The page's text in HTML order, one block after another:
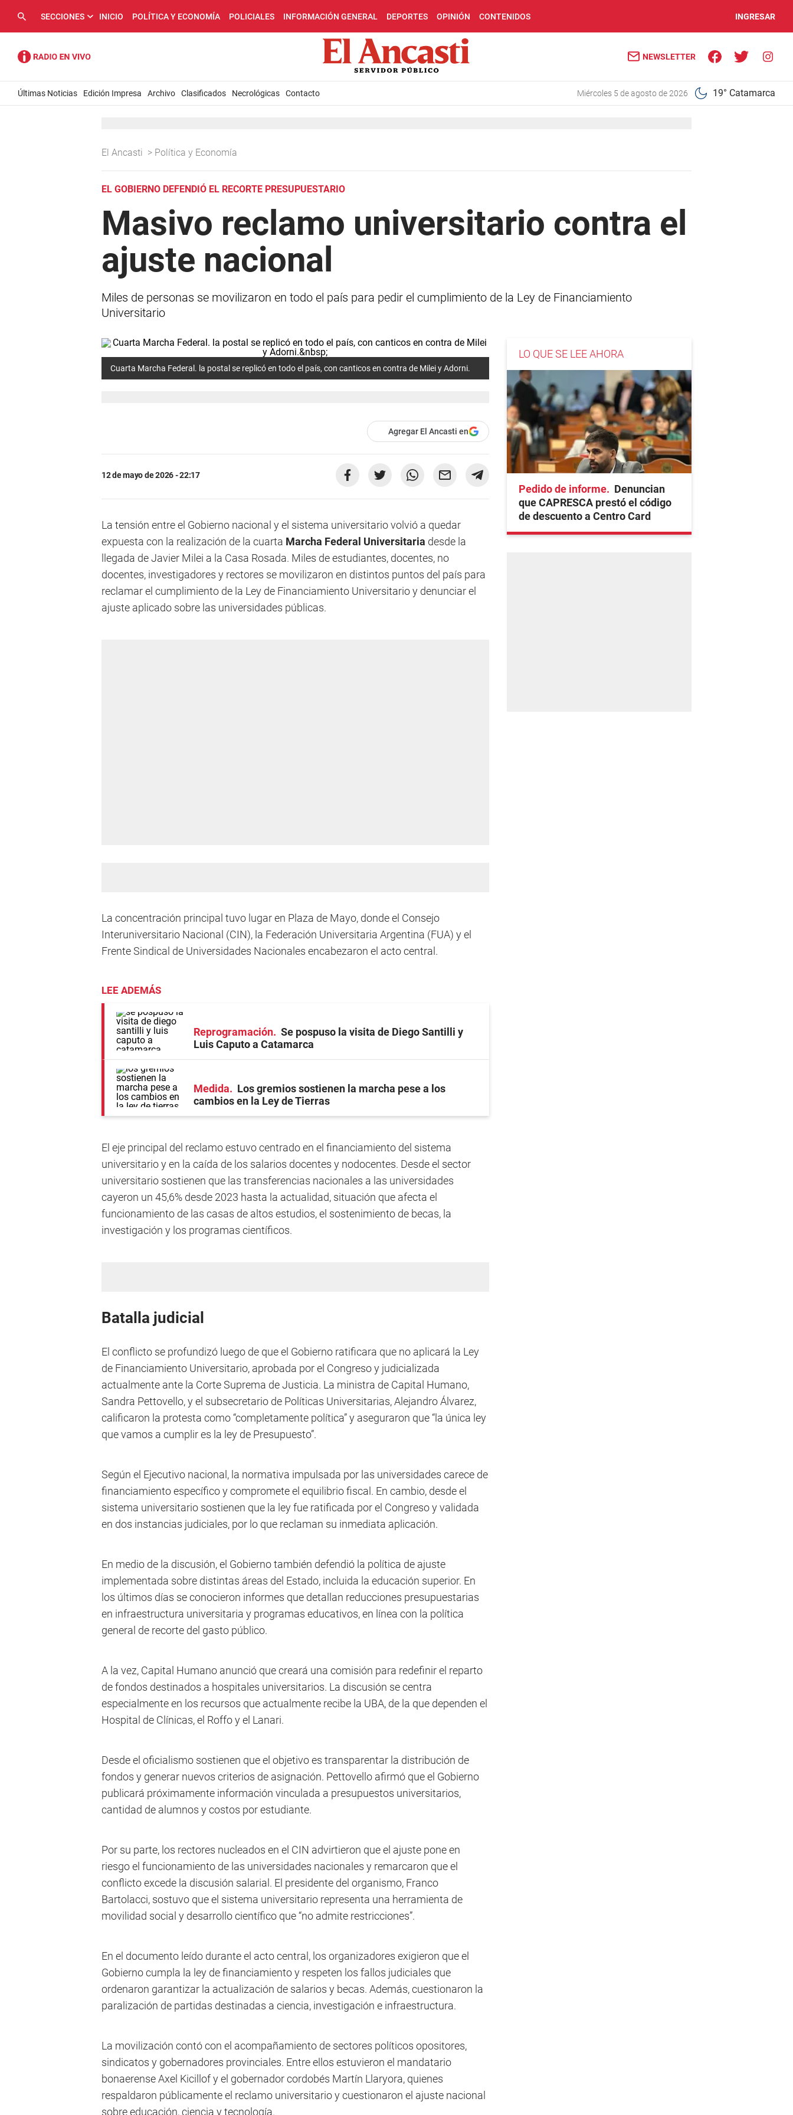
SECCIONES INICIO POLÍTICA Y ECONOMÍA POLICIALES INFORMACIÓN GENERAL DEPORTES OPINIÓN CONTENIDOS INGRESAR
NEWSLETTER
Últimas Noticias Edición Impresa Archivo Clasificados Necrológicas Contacto miércoles 5 de agosto de 2026 19° Catamarca
El Ancasti > Política y Economía
EL GOBIERNO DEFENDIÓ EL RECORTE PRESUPUESTARIO
Masivo reclamo universitario contra el
ajuste nacional
Miles de personas se movilizaron en todo el país para pedir el cumplimiento de la Ley de Financiamiento
Universitario
Cuarta Marcha Federal. la postal se replicó en todo el país, con canticos en contra de Milei y Adorni.
Agregar El Ancasti en
12 de mayo de 2026 - 22:17
La tensión entre el Gobierno nacional y el sistema universitario volvió a quedar
expuesta con la realización de la cuarta Marcha Federal Universitaria desde la
llegada de Javier Milei a la Casa Rosada. Miles de estudiantes, docentes, no
docentes, investigadores y rectores se movilizaron en distintos puntos del país para
reclamar el cumplimiento de la Ley de Financiamiento Universitario y denunciar el
ajuste aplicado sobre las universidades públicas.
La concentración principal tuvo lugar en Plaza de Mayo, donde el Consejo
Interuniversitario Nacional (CIN), la Federación Universitaria Argentina (FUA) y el
Frente Sindical de Universidades Nacionales encabezaron el acto central.
LEE ADEMÁS
Reprogramación
Se pospuso la visita de Diego Santilli y
Luis Caputo a Catamarca
Medida
Los gremios sostienen la marcha pese a los
cambios en la Ley de Tierras
El eje principal del reclamo estuvo centrado en el financiamiento del sistema
universitario y en la caída de los salarios docentes y nodocentes. Desde el sector
universitario sostienen que las transferencias nacionales a las universidades
cayeron un 45,6% desde 2023 hasta la actualidad, situación que afecta el
funcionamiento de las casas de altos estudios, el sostenimiento de becas, la
investigación y los programas científicos.
Batalla judicial
El conflicto se profundizó luego de que el Gobierno ratificara que no aplicará la Ley
de Financiamiento Universitario, aprobada por el Congreso y judicializada
actualmente ante la Corte Suprema de Justicia. La ministra de Capital Humano,
Sandra Pettovello, y el subsecretario de Políticas Universitarias, Alejandro Álvarez,
calificaron la protesta como “completamente política” y aseguraron que “la única ley
que vamos a cumplir es la ley de Presupuesto”.
Según el Ejecutivo nacional, la normativa impulsada por las universidades carece de
financiamiento específico y compromete el equilibrio fiscal. En cambio, desde el
sistema universitario sostienen que la ley fue ratificada por el Congreso y validada
en dos instancias judiciales, por lo que reclaman su inmediata aplicación.
En medio de la discusión, el Gobierno también defendió la política de ajuste
implementada sobre distintas áreas del Estado, incluida la educación superior. En
los últimos días se conocieron informes que detallan reducciones presupuestarias
en infraestructura universitaria y programas educativos, en línea con la política
general de recorte del gasto público.
A la vez, Capital Humano anunció que creará una comisión para redefinir el reparto
de fondos destinados a hospitales universitarios. La discusión se centra
especialmente en los recursos que actualmente recibe la UBA, de la que dependen el
Hospital de Clínicas, el Roffo y el Lanari.
Desde el oficialismo sostienen que el objetivo es transparentar la distribución de
fondos y generar nuevos criterios de asignación. Pettovello afirmó que el Gobierno
publicará próximamente información vinculada a presupuestos universitarios,
cantidad de alumnos y costos por estudiante.
Por su parte, los rectores nucleados en el CIN advirtieron que el ajuste pone en
riesgo el funcionamiento de las universidades nacionales y remarcaron que el
conflicto excede la discusión salarial. El presidente del organismo, Franco
Bartolacci, sostuvo que el sistema universitario representa una herramienta de
movilidad social y desarrollo científico que “no admite restricciones”.
En el documento leído durante el acto central, los organizadores exigieron que el
Gobierno cumpla la ley de financiamiento y respeten los fallos judiciales que
ordenaron garantizar la actualización de salarios y becas. Además, cuestionaron la
paralización de partidas destinadas a ciencia, investigación e infraestructura.
La movilización contó con el acompañamiento de sectores políticos opositores,
sindicatos y gobernadores provinciales. Entre ellos estuvieron el mandatario
bonaerense Axel Kicillof y el gobernador cordobés Martín Llaryora, quienes
respaldaron públicamente el reclamo universitario y cuestionaron el ajuste nacional
sobre educación, ciencia y tecnología.
LO QUE SE LEE AHORA
Pedido de informe
Denuncian
que CAPRESCA prestó el código
de descuento a Centro Card